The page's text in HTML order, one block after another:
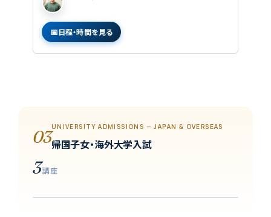
日程・時間を見る
03UNIVERSITY ADMISSIONS — JAPAN & OVERSEAS
帰国子女・海外大学入試
3講座